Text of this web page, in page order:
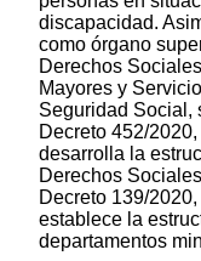
discapacidad.
como órgano
Derechos
Mayores y
Seguridad Social,
Decreto 452/
desarrolla la
Derechos
Decreto 139/
establece la
departamentos